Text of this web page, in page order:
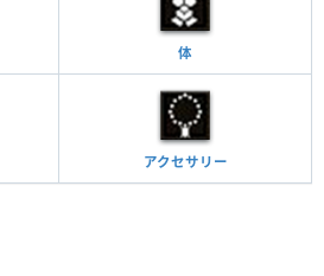
体
アクセサリー